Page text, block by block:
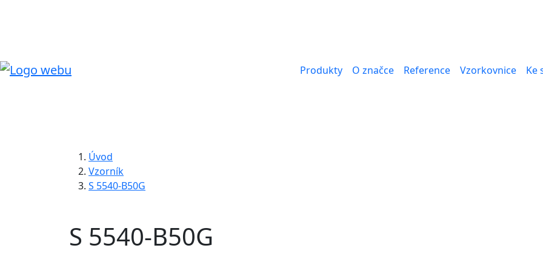
Produkty O značce Reference Vzorkovnice Ke
Úvod
Vzorník
S 5540-B50G
S 5540-B50G